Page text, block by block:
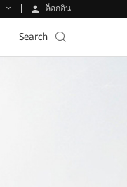
ล็อกอิน
Search